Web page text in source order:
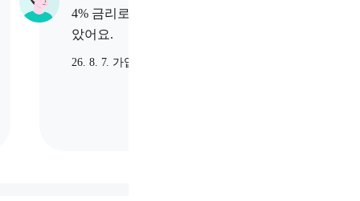
4% 금리로 130만원 대출 받
았어요.
26. 8. 7. 가입